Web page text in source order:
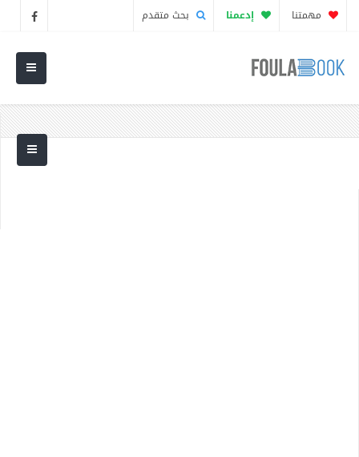
مهمتنا إدعمنا بحث متقدم